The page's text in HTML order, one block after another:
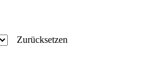
Zurücksetzen